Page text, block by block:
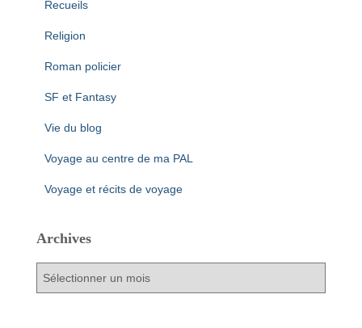
Recueils
Religion
Roman policier
SF et Fantasy
Vie du blog
Voyage au centre de ma PAL
Voyage et récits de voyage
Archives